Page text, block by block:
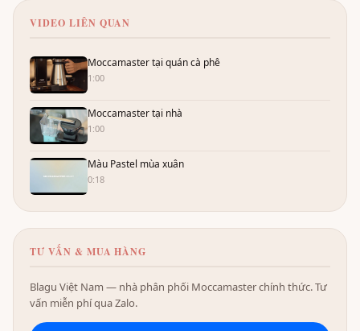
VIDEO LIÊN QUAN
Moccamaster tại quán cà phê
1:00
Moccamaster tại nhà
1:00
Màu Pastel mùa xuân
0:18
TƯ VẤN & MUA HÀNG
Blagu Việt Nam — nhà phân phối Moccamaster chính thức. Tư
vấn miễn phí qua Zalo.